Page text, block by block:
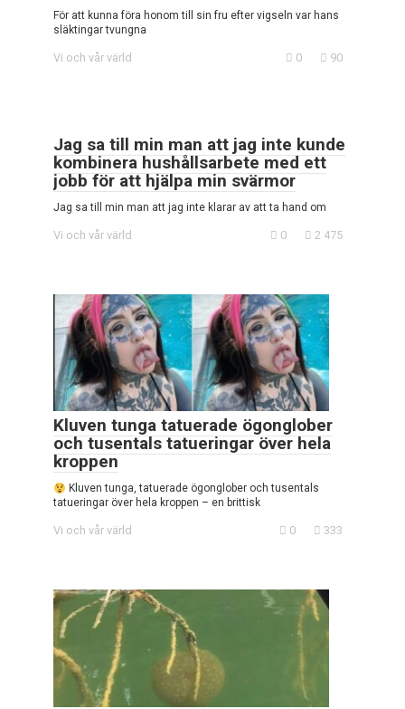
För att kunna föra honom till sin fru efter vigseln var hans
släktingar tvungna
Vi och vår värld 0 90
Jag sa till min man att jag inte kunde
kombinera hushållsarbete med ett
jobb för att hjälpa min svärmor
Jag sa till min man att jag inte klarar av att ta hand om
Vi och vår värld 0 2 475
Kluven tunga tatuerade ögonglober
och tusentals tatueringar över hela
kroppen
Kluven tunga, tatuerade ögonglober och tusentals
tatueringar över hela kroppen – en brittisk
Vi och vår värld 0 333